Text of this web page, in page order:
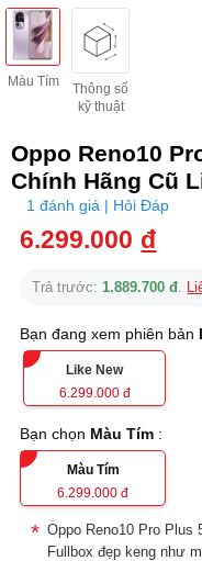
Màu Tím
Thông số
kỹ thuật
Oppo Reno10
Chính Hãng Cũ
1 đánh giá | Hỏi Đáp
6.299.000 đ
Trả trước:1.889.700 đ.
Bạn đang xem phiên bản
Like New
6.299.000đ
Bạn chọn Màu Tím :
Màu Tím
6.299.000 đ
Oppo Reno10 Pro Plus
Fullbox đẹp keng như